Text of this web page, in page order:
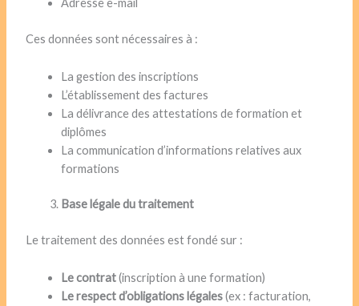
Adresse e-mail
Ces données sont nécessaires à :
La gestion des inscriptions
L’établissement des factures
La délivrance des attestations de formation et
diplômes
La communication d’informations relatives aux
formations
Base légale du traitement
Le traitement des données est fondé sur :
Le contrat(inscription à une formation)
Le respect d’obligations légales(ex : facturation,